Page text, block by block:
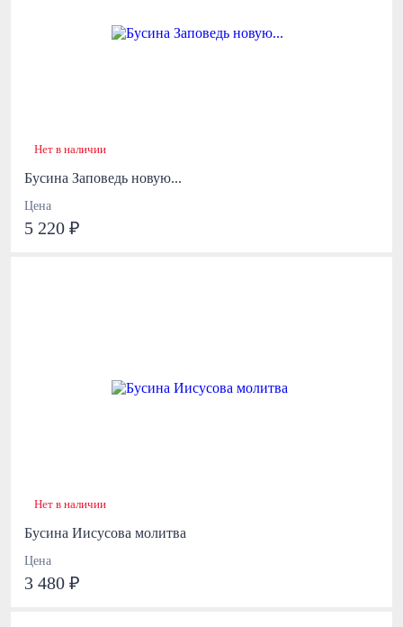
Нет в наличии
Бусина Заповедь новую...
Цена
5 220 ₽
Нет в наличии
Бусина Иисусова молитва
Цена
3 480 ₽